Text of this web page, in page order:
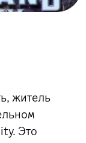
житель
Это